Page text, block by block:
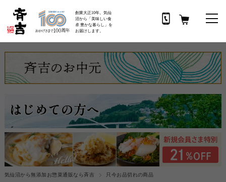
創業大正10年。気仙
沼から「美味しい食
卓 豊かな暮らし」を
お届けします。
気仙沼から無添加お惣菜通販なら斉吉 只今お品切れの商品